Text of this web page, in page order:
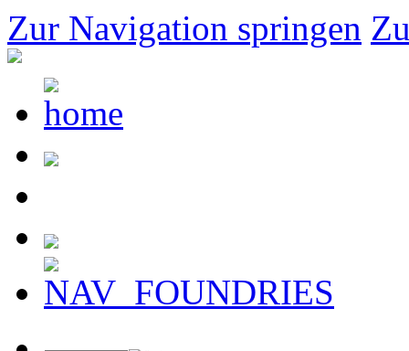
Zur Navigation springen